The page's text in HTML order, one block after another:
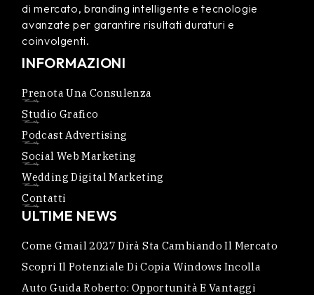
di mercato, branding intelligente e tecnologie
avanzate per garantire risultati duraturi e
coinvolgenti.
INFORMAZIONI
Prenota Una Consulenza
Studio Grafico
Podcast Advertising
Social Web Marketing
Wedding Digital Marketing
Contatti
ULTIME NEWS
Come Gmail 2027 Dirà Sta Cambiando Il Mercato
Scopri Il Potenziale Di Copia Windows Incolla
Auto Guida Roberto: Opportunità E Vantaggi